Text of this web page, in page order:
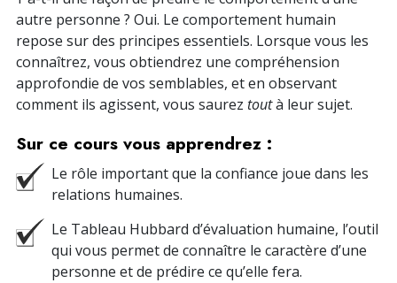
autre personne ? Oui. Le comportement humain
repose sur des principes essentiels. Lorsque vous les
connaîtrez, vous obtiendrez une compréhension
approfondie de vos semblables, et en observant
comment ils agissent, vous saurez toutà leur sujet.
Sur ce cours vous apprendrez :
Le rôle important que la confiance joue dans les
relations humaines.
Le Tableau Hubbard d’évaluation humaine, l’outil
qui vous permet de connaître le caractère d’une
personne et de prédire ce qu’elle fera.